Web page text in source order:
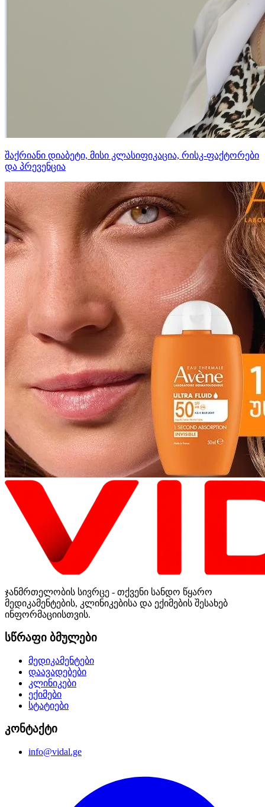
შაქრიანი დიაბეტი, მისი კლასიფიკაცია, რისკ-ფაქტორები
და პრევენცია
ჯანმრთელობის სივრცე - თქვენი სანდო წყარო
მედიკამენტების, კლინიკებისა და ექიმების შესახებ
ინფორმაციისთვის.
სწრაფი ბმულები
მედიკამენტები
დაავადებები
კლინიკები
ექიმები
სტატიები
კონტაქტი
info@vidal.ge